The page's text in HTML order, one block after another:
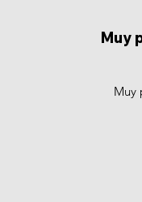
Muy
Muy